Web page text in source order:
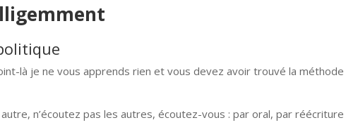
là je ne vous apprends rien et vous devez avoir trouvé la méthode
n’écoutez pas les autres, écoutez-vous : par oral, par